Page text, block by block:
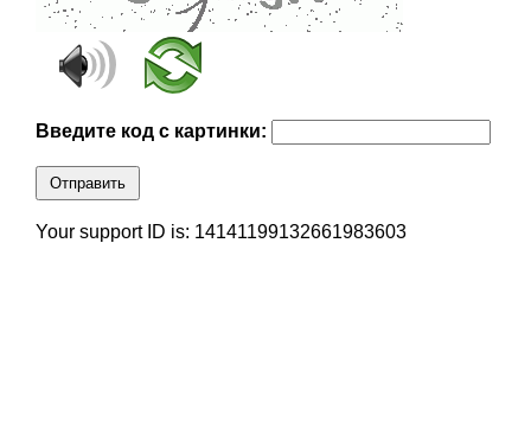
Введите код с картинки:
Отправить
Your support ID is: 14141199132661983603